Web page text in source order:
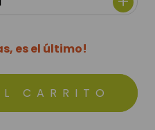
es el último!